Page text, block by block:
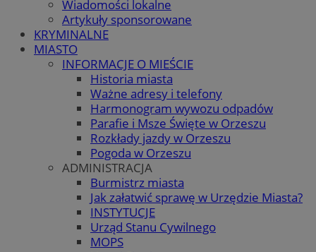
Wiadomości lokalne
Artykuły sponsorowane
KRYMINALNE
MIASTO
INFORMACJE O MIEŚCIE
Historia miasta
Ważne adresy i telefony
Harmonogram wywozu odpadów
Parafie i Msze Święte w Orzeszu
Rozkłady jazdy w Orzeszu
Pogoda w Orzeszu
ADMINISTRACJA
Burmistrz miasta
Jak załatwić sprawę w Urzędzie Miasta?
INSTYTUCJE
Urząd Stanu Cywilnego
MOPS